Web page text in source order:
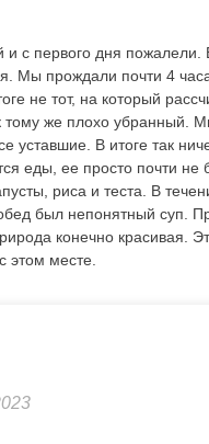
и с первого дня пожалели.
Мы прождали почти 4
не тот, на который
же плохо убранный.
уставшие. В итоге так
еды, ее просто почти не
риса и теста. В
был непонятный суп.
конечно красивая.
этом месте.